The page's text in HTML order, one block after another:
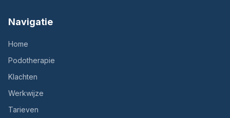
Navigatie
Home
Podotherapie
Klachten
Werkwijze
Tarieven